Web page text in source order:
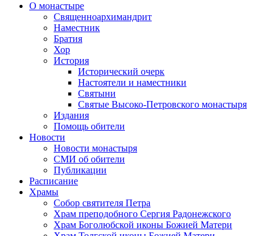
О монастыре
Священноархимандрит
Наместник
Братия
Хор
История
Исторический очерк
Настоятели и наместники
Святыни
Святые Высоко-Петровского монастыря
Издания
Помощь обители
Новости
Новости монастыря
СМИ об обители
Публикации
Расписание
Храмы
Собор святителя Петра
Храм преподобного Сергия Радонежского
Храм Боголюбской иконы Божией Матери